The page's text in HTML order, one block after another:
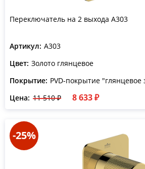
Переключатель на 2 выхода A303
Артикул: A303
Цвет: Золото глянцевое
Покрытие: PVD-покрытие "глянцевое
Цена: 11 510 ₽ 8 633 ₽
-25%